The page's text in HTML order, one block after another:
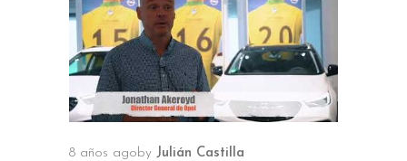
8 años ago by Julián Castilla